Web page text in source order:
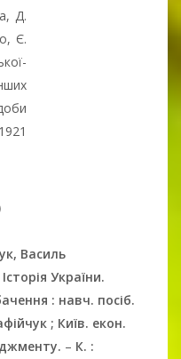
Д.
Є.
Василь
Історія України.
: навч. посіб.
; Київ. екон.
– К. :